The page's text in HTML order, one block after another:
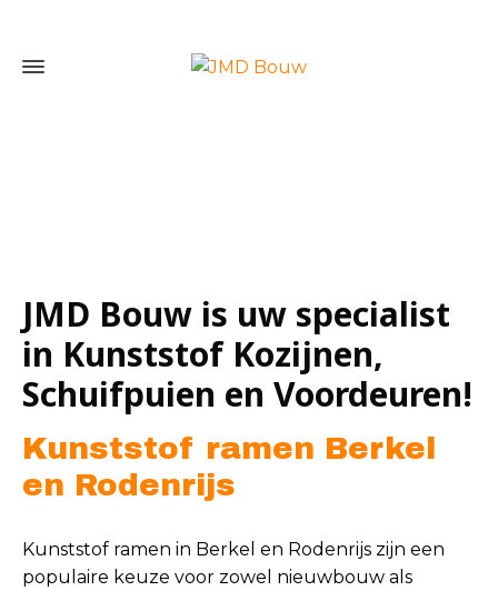
JMD Bouw is uw specialist
in Kunststof Kozijnen,
Schuifpuien en Voordeuren!
Kunststof ramen Berkel
en Rodenrijs
Kunststof ramen in Berkel en Rodenrijs zijn een
populaire keuze voor zowel nieuwbouw als